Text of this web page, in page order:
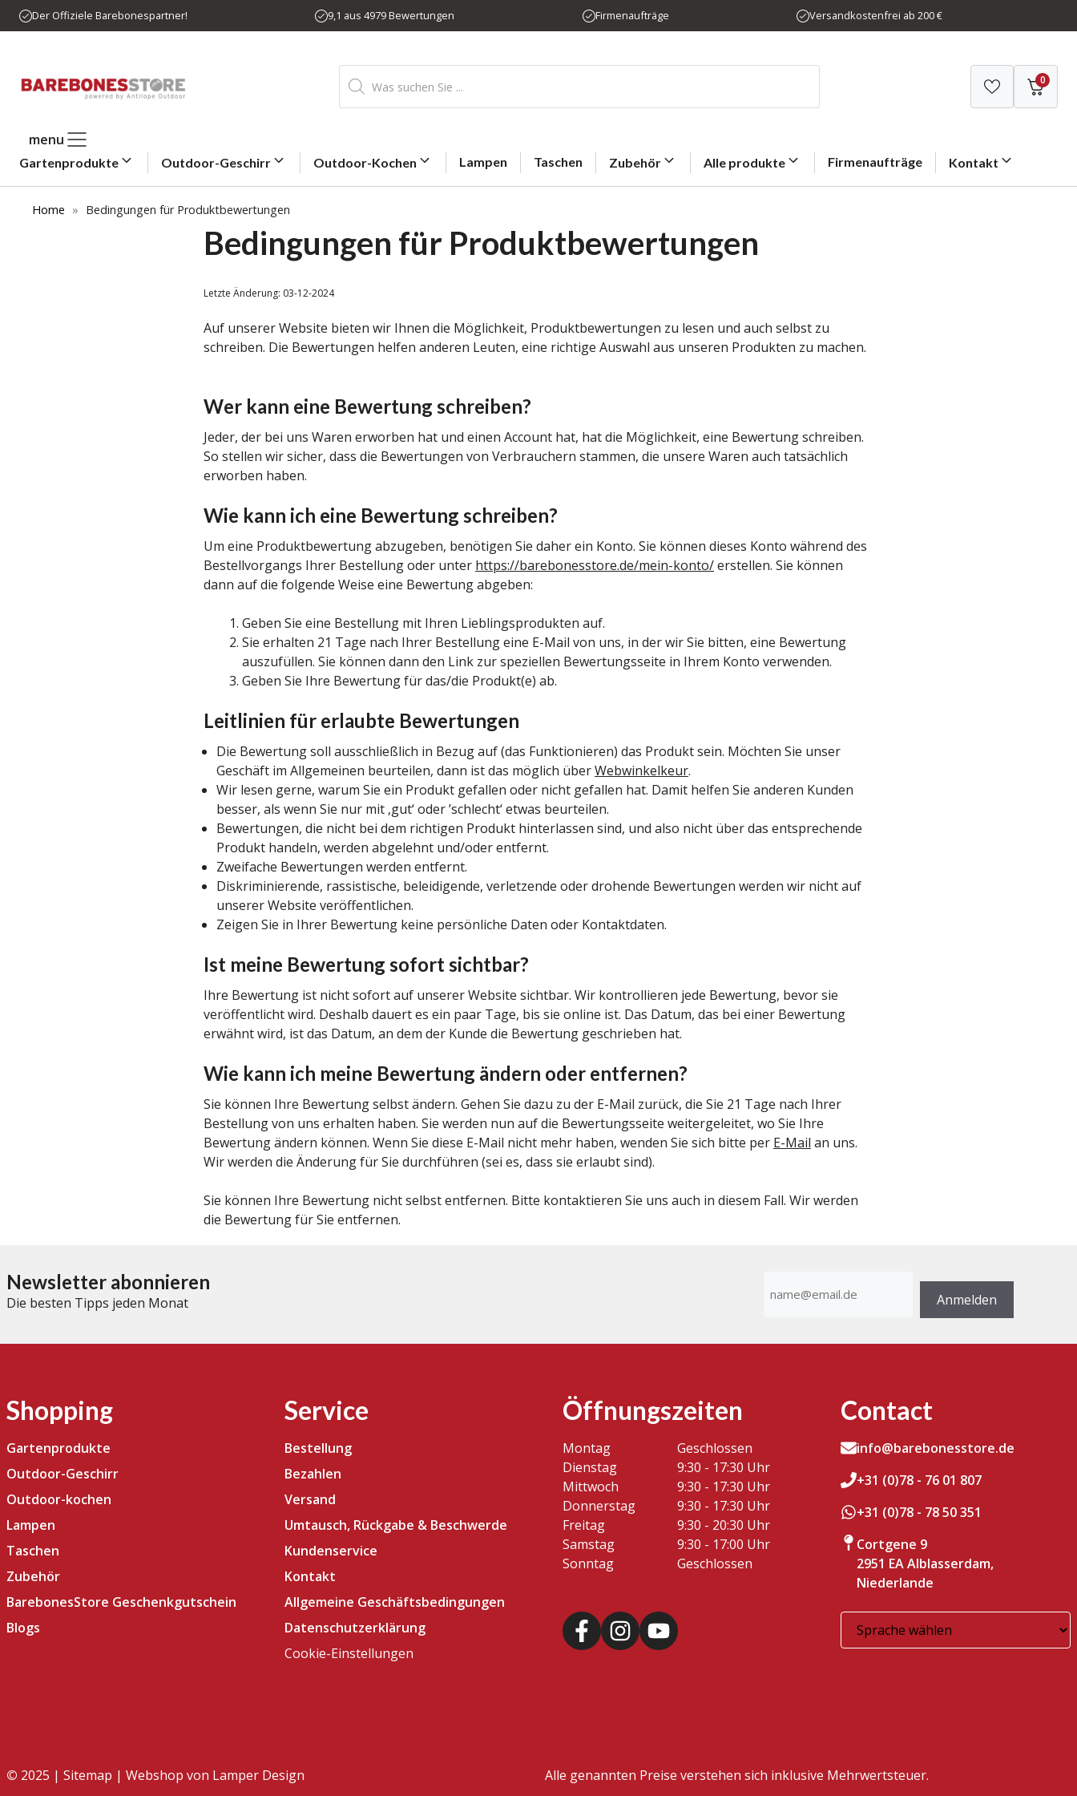
Zum
Inhalt
Der Offiziele Barebonespartner! 9,1 aus 4979 Bewertungen Firmenaufträge Versandkostenfrei ab 200 €
Products
search 0
menu
Gartenprodukte Outdoor-Geschirr Outdoor-Kochen Lampen Taschen Zubehör Alle produkte Firmenaufträge Kontakt
Home » Bedingungen für Produktbewertungen
Bedingungen für Produktbewertungen
Letzte Änderung: 03-12-2024
Auf unserer Website bieten wir Ihnen die Möglichkeit, Produktbewertungen zu lesen und auch selbst zu
schreiben. Die Bewertungen helfen anderen Leuten, eine richtige Auswahl aus unseren Produkten zu machen.
Wer kann eine Bewertung schreiben?
Jeder, der bei uns Waren erworben hat und einen Account hat, hat die Möglichkeit, eine Bewertung schreiben.
So stellen wir sicher, dass die Bewertungen von Verbrauchern stammen, die unsere Waren auch tatsächlich
erworben haben.
Wie kann ich eine Bewertung schreiben?
Um eine Produktbewertung abzugeben, benötigen Sie daher ein Konto. Sie können dieses Konto während des
Bestellvorgangs Ihrer Bestellung oder unter https://barebonesstore.de/mein-konto/erstellen. Sie können
dann auf die folgende Weise eine Bewertung abgeben:
Geben Sie eine Bestellung mit Ihren Lieblingsprodukten auf.
Sie erhalten 21 Tage nach Ihrer Bestellung eine E-Mail von uns, in der wir Sie bitten, eine Bewertung
auszufüllen. Sie können dann den Link zur speziellen Bewertungsseite in Ihrem Konto verwenden.
Geben Sie Ihre Bewertung für das/die Produkt(e) ab.
Leitlinien für erlaubte Bewertungen
Die Bewertung soll ausschließlich in Bezug auf (das Funktionieren) das Produkt sein. Möchten Sie unser
Geschäft im Allgemeinen beurteilen, dann ist das möglich überWebwinkelkeur.
Wir lesen gerne, warum Sie ein Produkt gefallen oder nicht gefallen hat. Damit helfen Sie anderen Kunden
besser, als wenn Sie nur mit ‚gut‘ oder ’schlecht‘ etwas beurteilen.
Bewertungen, die nicht bei dem richtigen Produkt hinterlassen sind, und also nicht über das entsprechende
Produkt handeln, werden abgelehnt und/oder entfernt.
Zweifache Bewertungen werden entfernt.
Diskriminierende, rassistische, beleidigende, verletzende oder drohende Bewertungen werden wir nicht auf
unserer Website veröffentlichen.
Zeigen Sie in Ihrer Bewertung keine persönliche Daten oder Kontaktdaten.
Ist meine Bewertung sofort sichtbar?
Ihre Bewertung ist nicht sofort auf unserer Website sichtbar. Wir kontrollieren jede Bewertung, bevor sie
veröffentlicht wird. Deshalb dauert es ein paar Tage, bis sie online ist. Das Datum, das bei einer Bewertung
erwähnt wird, ist das Datum, an dem der Kunde die Bewertung geschrieben hat.
Wie kann ich meine Bewertung ändern oder entfernen?
Sie können Ihre Bewertung selbst ändern. Gehen Sie dazu zu der E-Mail zurück, die Sie 21 Tage nach Ihrer
Bestellung von uns erhalten haben. Sie werden nun auf die Bewertungsseite weitergeleitet, wo Sie Ihre
Bewertung ändern können. Wenn Sie diese E-Mail nicht mehr haben, wenden Sie sich bitte per E-Mail an uns.
Wir werden die Änderung für Sie durchführen (sei es, dass sie erlaubt sind).
Sie können Ihre Bewertung nicht selbst entfernen. Bitte kontaktieren Sie uns auch in diesem Fall. Wir werden
die Bewertung für Sie entfernen.
Newsletter abonnieren
Die besten Tipps jeden Monat
Mail-
Anmelden
Shopping
Gartenprodukte
Outdoor-Geschirr
Outdoor-kochen
Lampen
Taschen
Zubehör
BarebonesStore Geschenkgutschein
Blogs
Service
Bestellung
Bezahlen
Versand
Umtausch, Rückgabe & Beschwerde
Kundenservice
Kontakt
Allgemeine Geschäftsbedingungen
Datenschutzerklärung
Cookie-Einstellungen
Öffnungszeiten
Montag
Geschlossen
Dienstag
9:30 - 17:30 Uhr
Mittwoch
9:30 - 17:30 Uhr
Donnerstag
9:30 - 17:30 Uhr
Freitag
9:30 - 20:30 Uhr
Samstag
9:30 - 17:00 Uhr
Sonntag
Geschlossen
Contact
info@barebonesstore.de
+31 (0)78 - 76 01 807
+31 (0)78 - 78 50 351
Cortgene 9
2951 EA Alblasserdam,
Niederlande
© 2025 | Sitemap | Webshop von Lamper Design Alle genannten Preise verstehen sich inklusive Mehrwertsteuer.